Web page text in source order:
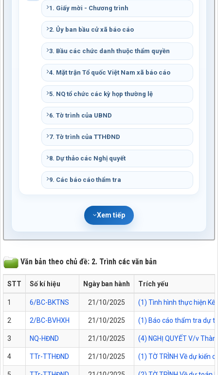
1. Giấy mời - Chương trình
2. Ủy ban bầu cử xã báo cáo
3. Bầu các chức danh thuộc thẩm quyền
4. Mặt trận Tổ quốc Việt Nam xã báo cáo
5. NQ tổ chức các kỳ họp thường lệ
6. Tờ trình của UBND
7. Tờ trình của TTHĐND
8. Dự thảo các Nghị quyết
9. Các báo cáo thẩm tra
Xem tiếp
Văn bản theo chủ đề: 2. Trình các văn bản
STT Số kí hiệu Ngày ban hành Trích yếu
1 6/BC-BKTNS 21/10/2025 (1) Tình hình thực hiện
2 2/BC-BVHXH 21/10/2025 (1) Báo cáo thẩm tra dự
3 NQ-HĐND 21/10/2025 (4) NGHỊ QUYẾT V/v
4 TTr-TTHĐND 21/10/2025 (1) TỜ TRÌNH Về dự kiến